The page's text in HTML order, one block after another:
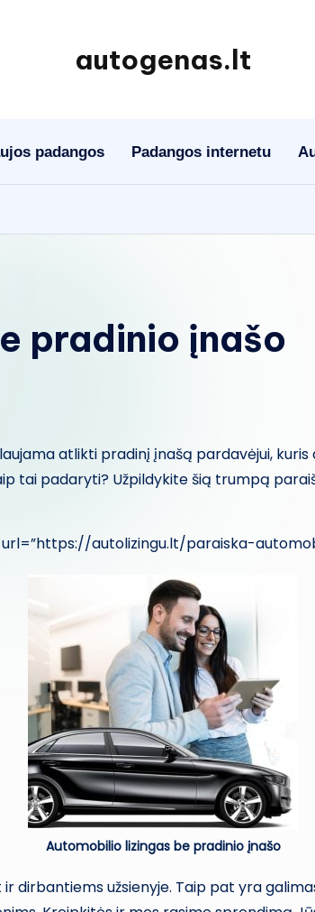
autogenas.lt
padangos Padangos internetu
pradinio įnašo
atlikti pradinį įnašą pardavėjui,
tai padaryti? Užpildykite šią trumpą
url=”https://autolizingu.lt/paraiska-
Automobilio lizingas be pradinio įnašo
dirbantiems užsienyje. Taip pat yra